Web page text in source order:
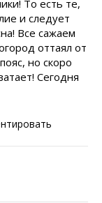
То есть те,
и следует
Все сажаем
оттаял от
но скоро
Сегодня